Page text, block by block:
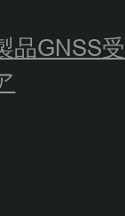
品GNSS